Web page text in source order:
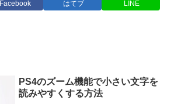
Facebook はてブ LINE
PS4のズーム機能で小さい文字を
読みやすくする方法